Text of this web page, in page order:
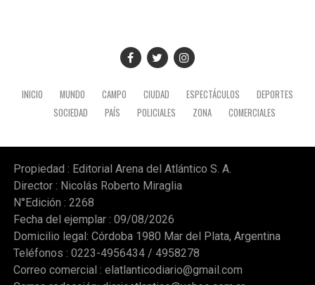
INICIO MUNDO CAMPO CIUDAD ESPECTÁCULOS
DEPORTES
SOCIEDAD
PAÍS POLICIALES ZONA COMERCIALES
Propiedad : Editorial Arena del Atlántico S. A.
Director : Nicolás Roberto Miraglia
N°Edición : 2268
Fecha del ejemplar : 09/08/2026
Domicilio legal: Córdoba 1980 Mar del Plata, Argentina
Teléfonos : 0223-4956434 / 4958278
Correo comercial : elatlanticodiario@gmail.com